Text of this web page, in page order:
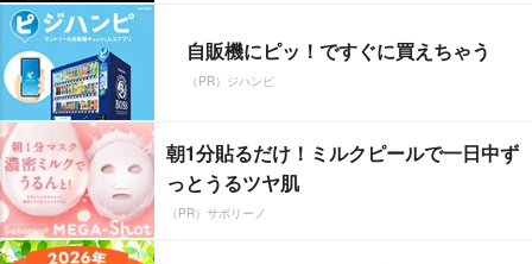
自販機にピッ！ですぐに買えちゃう
（PR）ジハンピ
朝1分貼るだけ！ミルクピールで一日中ず
っとうるツヤ肌
（PR）サボリーノ